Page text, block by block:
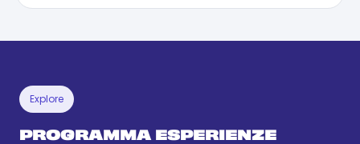
Explore
PROGRAMMA ESPERIENZE